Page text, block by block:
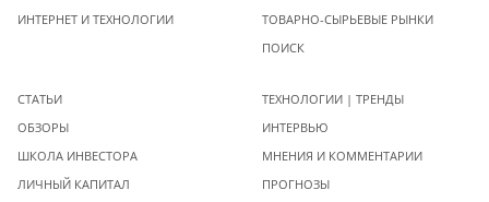
ИНТЕРНЕТ И ТЕХНОЛОГИИ
ТОВАРНО-СЫРЬЕВЫЕ РЫНКИ
ПОИСК
СТАТЬИ
ОБЗОРЫ
ШКОЛА ИНВЕСТОРА
ЛИЧНЫЙ КАПИТАЛ
ТЕХНОЛОГИИ | ТРЕНДЫ
ИНТЕРВЬЮ
МНЕНИЯ И КОММЕНТАРИИ
ПРОГНОЗЫ